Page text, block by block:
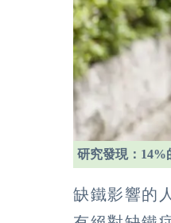
研究發現：14%
缺鐵影響的